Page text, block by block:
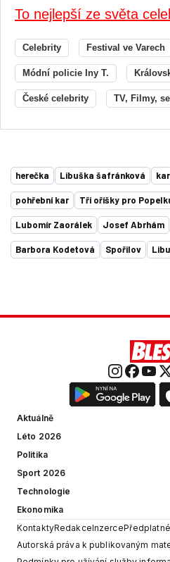
To nejlepší ze světa
Celebrity Festival ve Varech
Módní policie Iny T.
České celebrity TV, Filmy,
herečka Libuška šafránková kar
pohřební kar Tři oříšky pro
Lubomír Zaorálek Josef Abrhám
Barbora Kodetová Spořilov
Aktuálně
Léto 2026
Politika
Sport 2026
Technologie
Ekonomika
KontaktyRedakceInzercePředplatné
Autorská práva k publikovaným